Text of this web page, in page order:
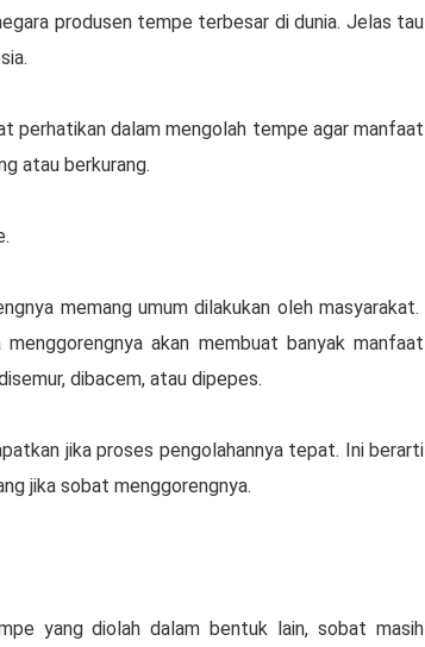
produsen tempe terbesar di dunia. Jelas tau
perhatikan dalam mengolah tempe agar manfaat
atau berkurang.
memang umum dilakukan oleh masyarakat.
akan membuat banyak manfaat
dibacem, atau dipepes.
jika proses pengolahannya tepat. Ini berarti
jika sobat menggorengnya.
yang diolah dalam bentuk lain, sobat masih